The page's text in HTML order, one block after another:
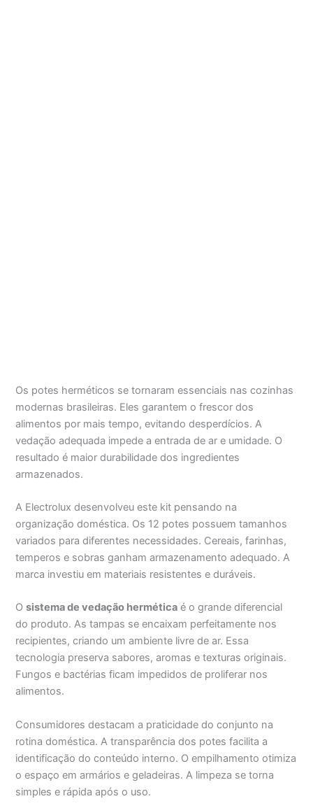
Os potes herméticos se tornaram essenciais nas cozinhas
modernas brasileiras. Eles garantem o frescor dos
alimentos por mais tempo, evitando desperdícios. A
vedação adequada impede a entrada de ar e umidade. O
resultado é maior durabilidade dos ingredientes
armazenados.
A Electrolux desenvolveu este kit pensando na
organização doméstica. Os 12 potes possuem tamanhos
variados para diferentes necessidades. Cereais, farinhas,
temperos e sobras ganham armazenamento adequado. A
marca investiu em materiais resistentes e duráveis.
Osistema de vedação hermética é o grande diferencial
do produto. As tampas se encaixam perfeitamente nos
recipientes, criando um ambiente livre de ar. Essa
tecnologia preserva sabores, aromas e texturas originais.
Fungos e bactérias ficam impedidos de proliferar nos
alimentos.
Consumidores destacam a praticidade do conjunto na
rotina doméstica. A transparência dos potes facilita a
identificação do conteúdo interno. O empilhamento otimiza
o espaço em armários e geladeiras. A limpeza se torna
simples e rápida após o uso.